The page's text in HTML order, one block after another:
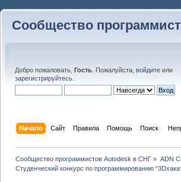
Сообщество
Добро пожаловать, Гость . Пожалуйста, войдите или
зарегистрируйтесь
Начало Сайт Правила Помощь Поиск
Сообщество программистов Autodesk в СНГ » ADN
Студенческий конкурс по программированию